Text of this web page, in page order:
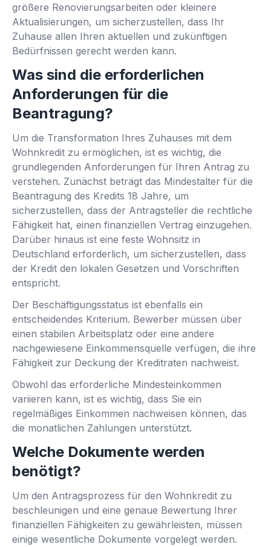
größere Renovierungsarbeiten oder kleinere
Aktualisierungen, um sicherzustellen, dass Ihr
Zuhause allen Ihren aktuellen und zukünftigen
Bedürfnissen gerecht werden kann.
Was sind die erforderlichen
Anforderungen für die
Beantragung?
Um die Transformation Ihres Zuhauses mit dem
Wohnkredit zu ermöglichen, ist es wichtig, die
grundlegenden Anforderungen für Ihren Antrag zu
verstehen. Zunächst beträgt das Mindestalter für die
Beantragung des Kredits 18 Jahre, um
sicherzustellen, dass der Antragsteller die rechtliche
Fähigkeit hat, einen finanziellen Vertrag einzugehen.
Darüber hinaus ist eine feste Wohnsitz in
Deutschland erforderlich, um sicherzustellen, dass
der Kredit den lokalen Gesetzen und Vorschriften
entspricht.
Der Beschäftigungsstatus ist ebenfalls ein
entscheidendes Kriterium. Bewerber müssen über
einen stabilen Arbeitsplatz oder eine andere
nachgewiesene Einkommensquelle verfügen, die ihre
Fähigkeit zur Deckung der Kreditraten nachweist.
Obwohl das erforderliche Mindesteinkommen
variieren kann, ist es wichtig, dass Sie ein
regelmäßiges Einkommen nachweisen können, das
die monatlichen Zahlungen unterstützt.
Welche Dokumente werden
benötigt?
Um den Antragsprozess für den Wohnkredit zu
beschleunigen und eine genaue Bewertung Ihrer
finanziellen Fähigkeiten zu gewährleisten, müssen
einige wesentliche Dokumente vorgelegt werden.